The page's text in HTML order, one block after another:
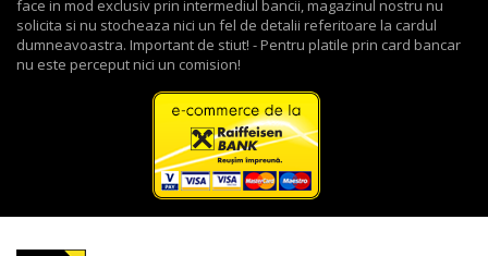
face in mod exclusiv prin intermediul bancii, magazinul nostru nu
solicita si nu stocheaza nici un fel de detalii referitoare la cardul
dumneavoastra. Important de stiut! - Pentru platile prin card bancar
nu este perceput nici un comision!